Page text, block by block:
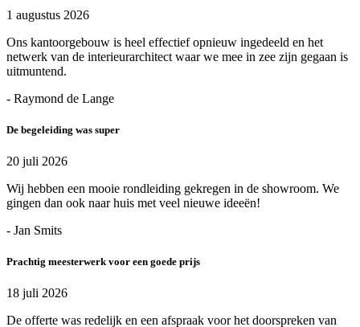
1 augustus 2026
Ons kantoorgebouw is heel effectief opnieuw ingedeeld en het
netwerk van de interieurarchitect waar we mee in zee zijn gegaan is
uitmuntend.
- Raymond de Lange
De begeleiding was super
20 juli 2026
Wij hebben een mooie rondleiding gekregen in de showroom. We
gingen dan ook naar huis met veel nieuwe ideeën!
- Jan Smits
Prachtig meesterwerk voor een goede prijs
18 juli 2026
De offerte was redelijk en een afspraak voor het doorspreken van